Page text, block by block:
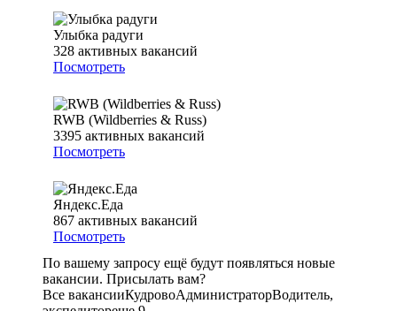
Улыбка радуги
328 активных вакансий
Посмотреть
RWB (Wildberries & Russ)
3395 активных вакансий
Посмотреть
Яндекс.Еда
867 активных вакансий
Посмотреть
По вашему запросу ещё будут появляться новые
вакансии. Присылать вам?
Все вакансииКудровоАдминистраторВодитель,